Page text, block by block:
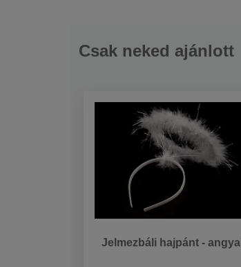
Csak neked ajánlott
Jelmezbáli hajpánt - angyal